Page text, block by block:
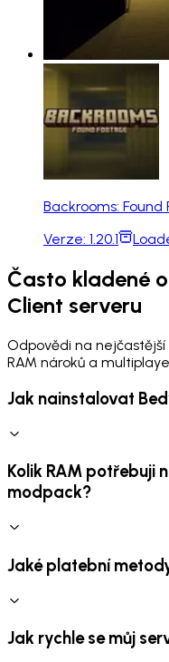
Backrooms: Found
Verze: 1.20.1
Často kladené
Client serveru
Odpovědi na
RAM nároků a
Jak nainstalovat
Kolik RAM potřebuji
modpack?
Jaké platební
Jak rychle se můj